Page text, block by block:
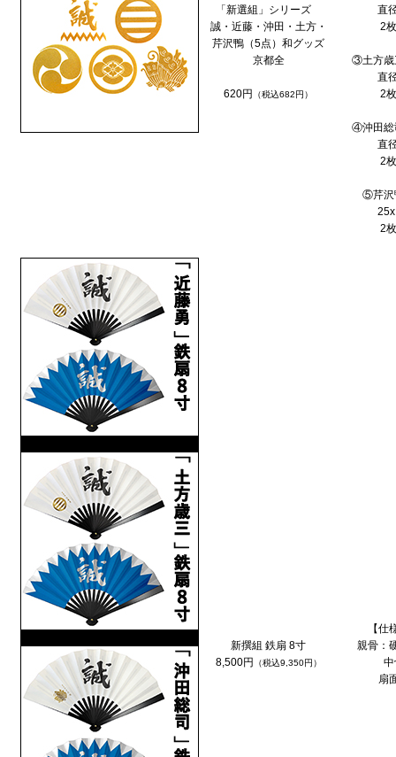
「新選組」シリーズ
誠・近藤・沖田・土方・
芹沢鴨（5点）和グッズ
京都全
620円 （税込682円）
直
2
③土方歳
直
2
④沖田総
直
2
⑤芹沢
2
新撰組 鉄扇 8寸
8,500円
（税込9,350円）
【仕
親骨：
中
扇